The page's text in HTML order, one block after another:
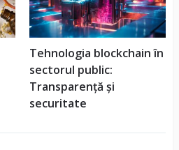
Tehnologia blockchain în
sectorul public:
Transparență și
securitate